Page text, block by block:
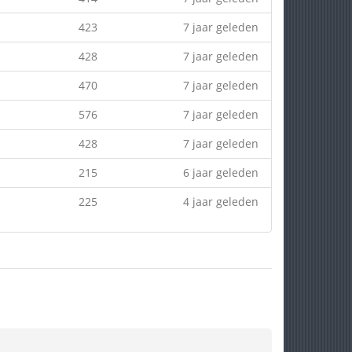
423
7 jaar geleden
428
7 jaar geleden
470
7 jaar geleden
576
7 jaar geleden
428
7 jaar geleden
215
6 jaar geleden
225
4 jaar geleden